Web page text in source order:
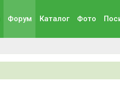
Форум Каталог Фото